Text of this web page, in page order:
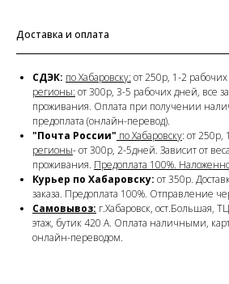
Доставка и оплата
СДЭК: по Хабаровску: от 250р, 1-2 рабочих
регионы: от 300р, 3-5 рабочих дней, все
проживания. Оплата при получении
предоплата (онлайн-перевод).
"Почта России" по Хабаровску: от 250р,
регионы- от 300р, 2-5дней. Зависит от
проживания. Предоплата 100%.
Курьер по Хабаровску: от 350р.
заказа. Предоплата 100%. Отправление
Самовывоз: г.Хабаровск, ост.Большая,
этаж, бутик 420 А. Оплата наличными,
онлайн-переводом.